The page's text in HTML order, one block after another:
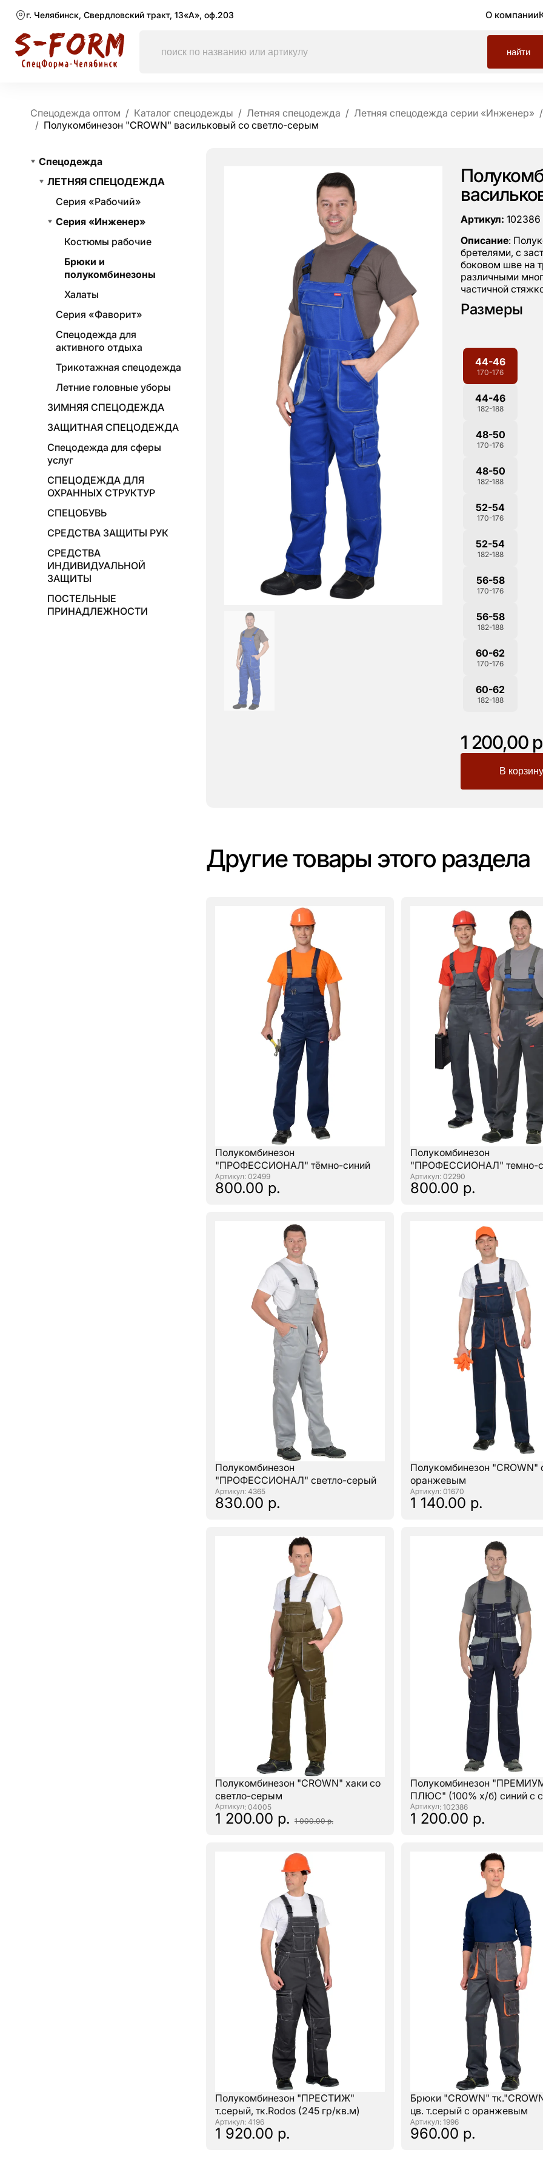
г. Челябинск, Свердловский тракт, 13«А», оф.203 О компании
найти
Спецодежда оптом Каталог спецодежды Летняя спецодежда
Летняя спецодежда серии «Инженер»
Полукомбинезон "CROWN" васильковый со светло-серым
Спецодежда
ЛЕТНЯЯ СПЕЦОДЕЖДА
Серия «Рабочий»
Серия «Инженер»
Костюмы рабочие
Брюки и
полукомбинезоны
Халаты
Серия «Фаворит»
Спецодежда для
активного отдыха
Трикотажная спецодежда
Летние головные уборы
ЗИМНЯЯ СПЕЦОДЕЖДА
ЗАЩИТНАЯ СПЕЦОДЕЖДА
Спецодежда для сферы
услуг
СПЕЦОДЕЖДА ДЛЯ
ОХРАННЫХ СТРУКТУР
СПЕЦОБУВЬ
СРЕДСТВА ЗАЩИТЫ РУК
СРЕДСТВА
ИНДИВИДУАЛЬНОЙ
ЗАЩИТЫ
ПОСТЕЛЬНЫЕ
ПРИНАДЛЕЖНОСТИ
Артикул: 102386
Описание:
бретелями, с
боковом шве на
различными
частичной
Размеры
44-46
170-176
44-46
182-188
48-50
170-176
48-50
182-188
52-54
170-176
52-54
182-188
56-58
170-176
56-58
182-188
60-62
170-176
60-62
182-188
1 200,00
Другие товары этого раздела
Полукомбинезон
"ПРОФЕССИОНАЛ" тёмно-синий
: 02499
800.00 р.
Полукомбинезон
"ПРОФЕССИОНАЛ" темно-
: 02290
800.00 р.
Полукомбинезон
"ПРОФЕССИОНАЛ" светло-серый
: 4365
830.00 р.
Полукомбинезон "CROWN"
оранжевым
: 01670
1 140.00 р.
Полукомбинезон "CROWN" хаки со
светло-серым
: 04005
1 200.00 р. 1 000.00 р.
Полукомбинезон
ПЛЮС" (100% х/б) синий с
: 102386
1 200.00 р.
Полукомбинезон "ПРЕСТИЖ"
т.серый, тк.Rodos (245 гр/кв.м)
: 4196
1 920.00 р.
Брюки "CROWN"
цв. т.серый с оранжевым
: 1996
960.00 р.